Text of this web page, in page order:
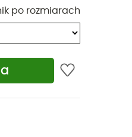
po rozmiarach